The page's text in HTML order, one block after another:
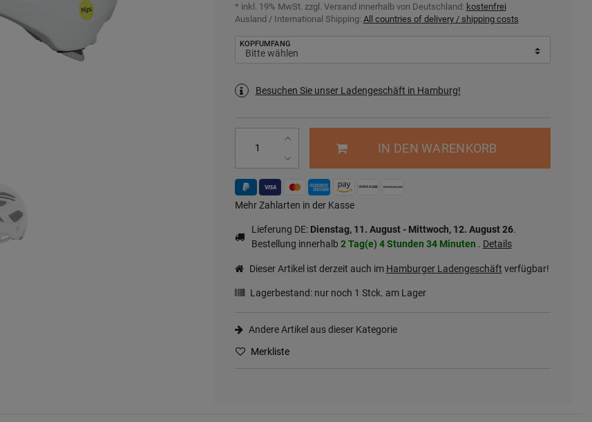
* inkl. 19% MwSt. zzgl. Versand innerhalb von Deutschland: kostenfrei
Ausland / International Shipping: All countries of delivery / shipping costs
KOPFUMFANG
Besuchen Sie unser Ladengeschäft in Hamburg!
IN DEN WARENKORB
Mehr Zahlarten in der Kasse
Lieferung DE: Dienstag, 11. August - Mittwoch, 12. August 26.
Bestellung innerhalb 2 Tag(e) 4 Stunden 34 Minuten . Details
Dieser Artikel ist derzeit auch im Hamburger Ladengeschäft verfügbar!
Lagerbestand: nur noch 1 Stck. am Lager
Andere Artikel aus dieser Kategorie
Merkliste